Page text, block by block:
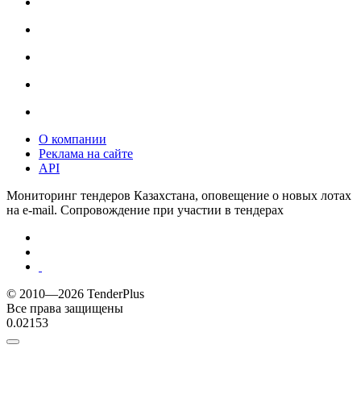
О компании
Реклама на сайте
API
Мониторинг тендеров Казахстана, оповещение о новых лотах
на e-mail. Сопровождение при участии в тендерах
© 2010—2026 TenderPlus
Все права защищены
0.02153